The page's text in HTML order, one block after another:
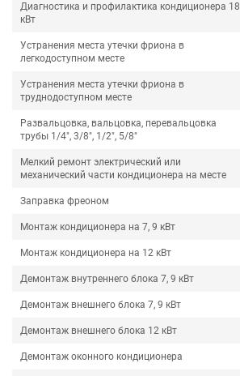
Диагностика и профилактика кондиционера 18
кВт
Устранения места утечки фриона в
легкодоступном месте
Устранения места утечки фриона в
труднодоступном месте
Развальцовка, вальцовка, перевальцовка
трубы 1/4", 3/8", 1/2", 5/8"
Мелкий ремонт электрический или
механический части кондиционера на месте
Заправка фреоном
Монтаж кондиционера на 7, 9 кВт
Монтаж кондиционера на 12 кВт
Демонтаж внутреннего блока 7, 9 кВт
Демонтаж внешнего блока 7, 9 кВт
Демонтаж внешнего блока 12 кВт
Демонтаж оконного кондиционера